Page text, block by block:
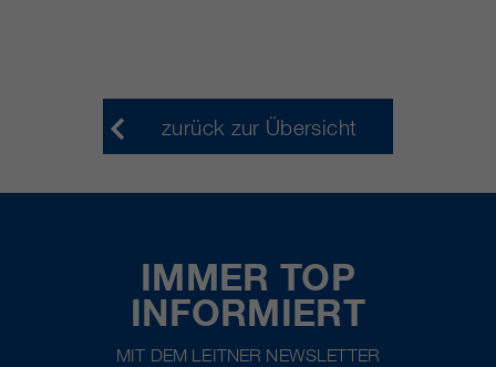
zurück zur Übersicht
IMMER TOP
INFORMIERT
MIT DEM LEITNER NEWSLETTER